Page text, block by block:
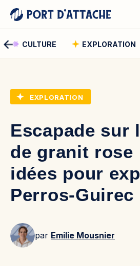
CULTURE EXPLORATION
Comment pouvons-nous
EXPLORATION
Escapade sur
de granit rose
idées pour
Perros-Guirec
par Emilie Mousnier